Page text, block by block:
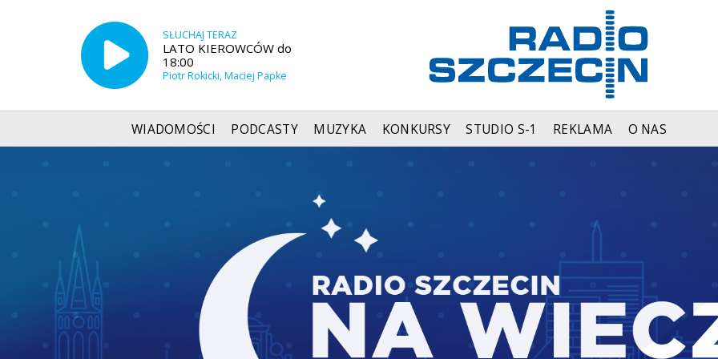
SŁUCHAJ TERAZ
LATO KIEROWCÓW do
18:00
Piotr Rokicki, Maciej Papke
WIADOMOŚCI PODCASTY MUZYKA KONKURSY STUDIO S-1 REKLAMA O NAS